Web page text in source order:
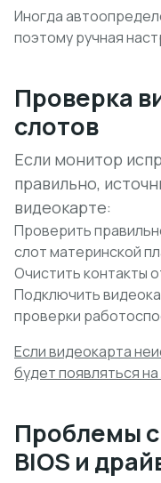
Иногда
поэтому ручная
Проверка
слотов
Если монитор
правильно,
видеокарте:
Проверить
слот материнской
Очистить контакты
Подключить
проверки
Если видеокарта
будет появляться
Проблемы
BIOS и